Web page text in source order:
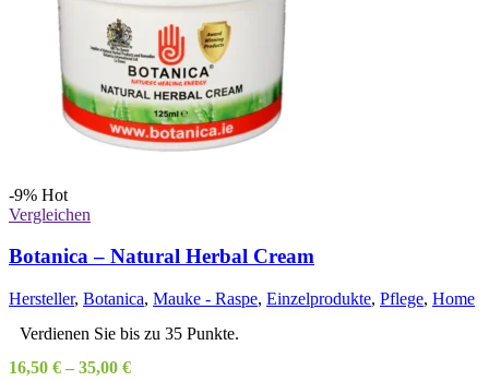
-9% Hot
Vergleichen
Botanica – Natural Herbal Cream
Hersteller, Botanica, Mauke - Raspe, Einzelprodukte, Pflege, Home
Verdienen Sie bis zu 35 Punkte.
16,50 € – 35,00 €